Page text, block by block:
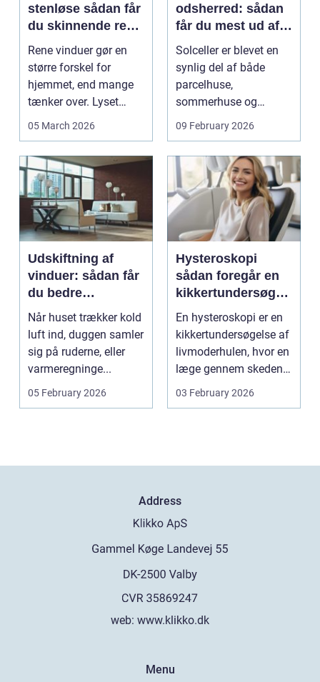
stenløse sådan får
du skinnende rene
ruder året rundt
Rene vinduer gør en
større forskel for
hjemmet, end mange
tænker over. Lyset
falder anderledes ind,
05 March 2026
odsherred: sådan
får du mest ud af
solen
Solceller er blevet en
synlig del af både
parcelhuse,
sommerhuse og
mindre erhverv i
09 February 2026
Udskiftning af
vinduer: sådan får
du bedre
indeklima og
lavere
varmeregning
Når huset trækker kold
luft ind, duggen samler
sig på ruderne, eller
varmeregninge...
05 February 2026
Hysteroskopi
sådan foregår en
kikkertundersøgel
se af livmoderen
En hysteroskopi er en
kikkertundersøgelse af
livmoderhulen, hvor en
læge gennem skeden
og livmoderha...
03 February 2026
Address
web: www.klikko.dk
Menu